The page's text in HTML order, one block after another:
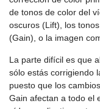
de tonos de color del
oscuros (Lift), los
(Gain), o la imagen
La parte difícil es que
sólo estás corrigiendo
puesto que los
Gain afectan a todo el